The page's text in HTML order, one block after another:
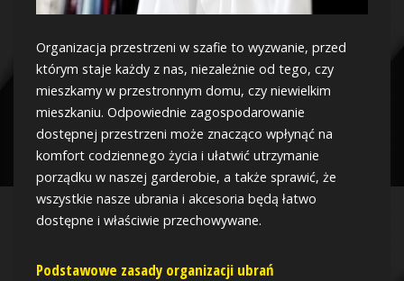
Organizacja przestrzeni w szafie to wyzwanie, przed
którym staje każdy z nas, niezależnie od tego, czy
mieszkamy w przestronnym domu, czy niewielkim
mieszkaniu. Odpowiednie zagospodarowanie
dostępnej przestrzeni może znacząco wpłynąć na
komfort codziennego życia i ułatwić utrzymanie
porządku w naszej garderobie, a także sprawić, że
wszystkie nasze ubrania i akcesoria będą łatwo
dostępne i właściwie przechowywane.
Podstawowe zasady organizacji ubrań